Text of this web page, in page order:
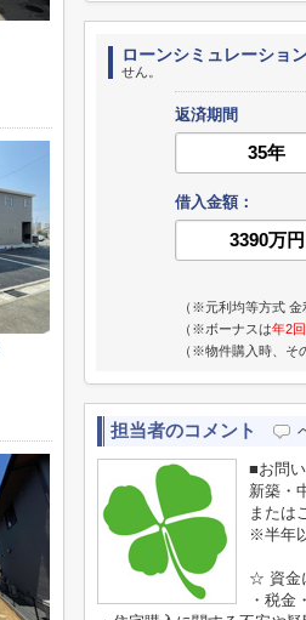
ローンシミュレーショ
せん。
返済期間
借入金額：
（※元利均等方式 金
（※ボーナスは年2回
（※物件購入時、そ
担当者のコメント
■お問
新築・
または
※半年
☆ 資金
・税金